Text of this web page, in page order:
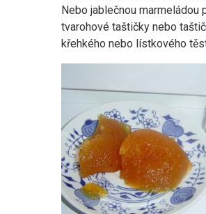
Nebo jablečnou marmeládou
tvarohové taštičky nebo
křehkého nebo lístkového